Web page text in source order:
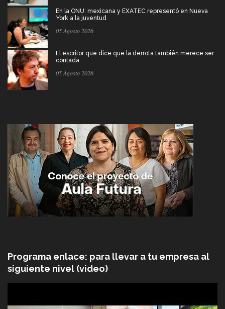
En la ONU: mexicana y EXATEC representó en Nueva
York a la juventud
05 Agosto 2026
El escritor que dice que la derrota también merece ser
contada
05 Agosto 2026
Programa enlace: para llevar a tu empresa al
siguiente nivel (video)